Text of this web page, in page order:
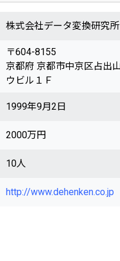
株式会社データ変換研究所
〒604-8155
京都府 京都市中京区占出
ウビル１Ｆ
1999年9月2日
2000万円
10人
http://www.dehenken.co.jp